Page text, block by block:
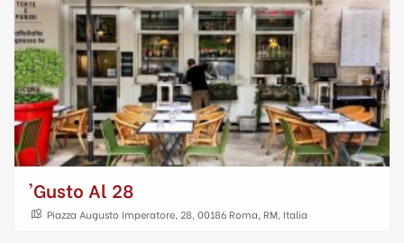
'gusto Al 28
Piazza Augusto Imperatore, 28, 00186 Roma, RM, Italia